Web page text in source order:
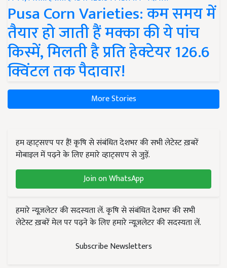
Pusa Corn Varieties: कम समय में
तैयार हो जाती हैं मक्का की ये पांच
किस्में, मिलती है प्रति हेक्टेयर 126.6
क्विंटल तक पैदावार!
More Stories
हम व्हाट्सएप पर हैं! कृषि से संबंधित देशभर की सभी लेटेस्ट ख़बरें
मोबाइल में पढ़ने के लिए हमारे व्हाट्सएप से जुड़ें.
Join on WhatsApp
हमारे न्यूज़लेटर की सदस्यता लें. कृषि से संबंधित देशभर की सभी
लेटेस्ट ख़बरें मेल पर पढ़ने के लिए हमारे न्यूज़लेटर की सदस्यता लें.
Subscribe Newsletters